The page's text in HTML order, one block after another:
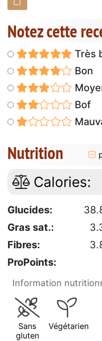
Notez cette
Très
Bon
Bof
Nutrition
Calories:
Glucides:
Gras sat.:
Fibres:
ProPoints:
Information
Sans
gluten
Végétarien